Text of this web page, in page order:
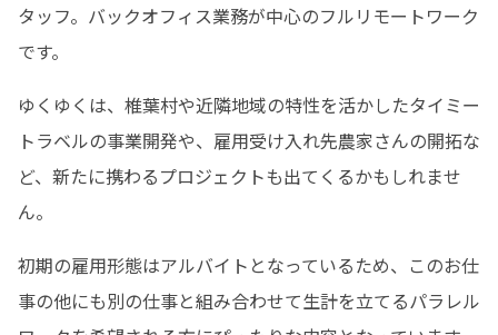
タッフ。バックオフィス業務が中心のフルリモートワーク
です。
ゆくゆくは、椎葉村や近隣地域の特性を活かしたタイミー
トラベルの事業開発や、雇用受け入れ先農家さんの開拓な
ど、新たに携わるプロジェクトも出てくるかもしれませ
ん。
初期の雇用形態はアルバイトとなっているため、このお仕
事の他にも別の仕事と組み合わせて生計を立てるパラレル